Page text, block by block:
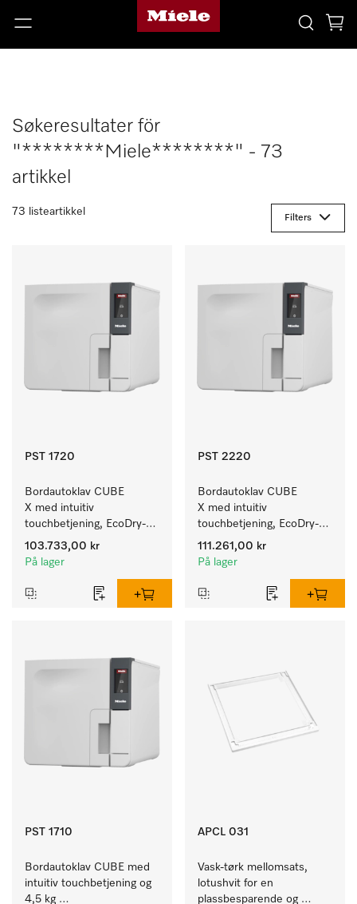
Søkeresultater för
"********Miele********" - 73
artikkel
73 listeartikkel
Filters
PST 1720
Bordautoklav CUBE
X med intuitiv
touchbetjening, EcoDry-
tørking og 4,5 kg
instrumentkapasitet.
103.733,00 kr
På lager
PST 2220
Bordautoklav CUBE
X med intuitiv
touchbetjening, EcoDry-
tørking og 6 kg
instrumentkapasitet.
111.261,00 kr
På lager
PST 1710
Bordautoklav CUBE med
intuitiv touchbetjening og
4,5 kg
APCL 031
Vask-tørk mellomsats,
lotushvit for en
plassbesparende og